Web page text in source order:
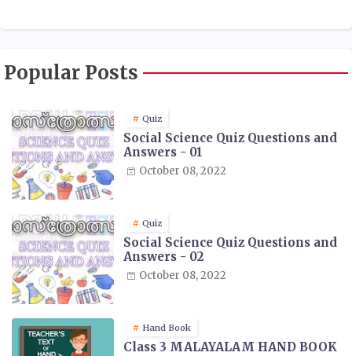
Popular Posts
Quiz
Social Science Quiz Questions and
Answers - 01
October 08, 2022
Quiz
Social Science Quiz Questions and
Answers - 02
October 08, 2022
Hand Book
Class 3 MALAYALAM HAND BOOK